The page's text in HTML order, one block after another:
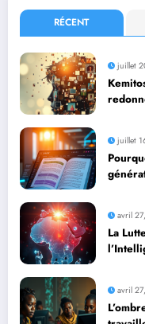
RÉCENT
juillet
juillet
avril
La
avril